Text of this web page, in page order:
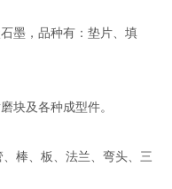
墨，品种有：垫片、填
块及各种成型件。
棒、板、法兰、弯头、三